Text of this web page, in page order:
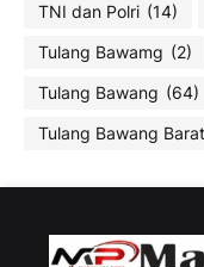
TNI dan Polri (14)
Tulang Bawamg (2)
Tulang Bawang (64)
Tulang Bawang Barat